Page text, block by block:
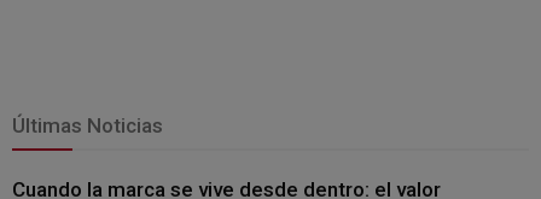
Últimas Noticias
Cuando la marca se vive desde dentro: el valor